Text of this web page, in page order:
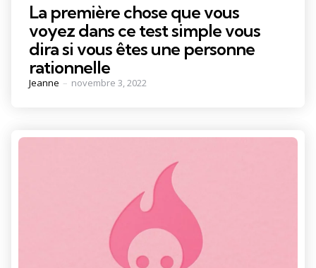
La première chose que vous
voyez dans ce test simple vous
dira si vous êtes une personne
rationnelle
Posted
Jeanne novembre 3, 2022